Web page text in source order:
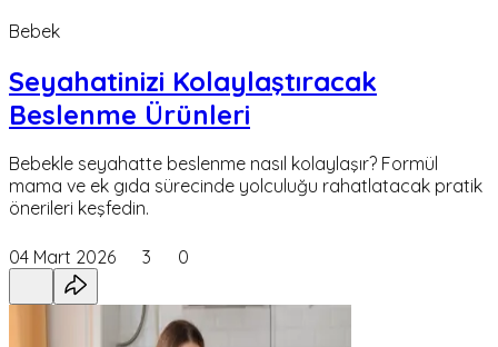
Bebek
Seyahatinizi Kolaylaştıracak
Beslenme Ürünleri
Bebekle seyahatte beslenme nasıl kolaylaşır? Formül
mama ve ek gıda sürecinde yolculuğu rahatlatacak pratik
önerileri keşfedin.
04 Mart 2026 3 0